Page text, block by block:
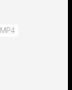
MP4